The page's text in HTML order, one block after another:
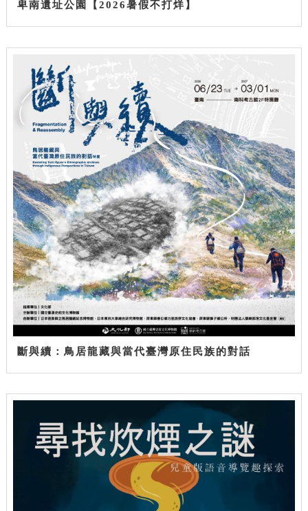
卑南遺址公園【2026暑假不打烊】
斷與續：鳥居龍藏與當代臺灣原住民族的對話